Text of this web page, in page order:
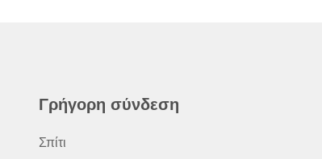
Γρήγορη σύνδεση
Σπίτι